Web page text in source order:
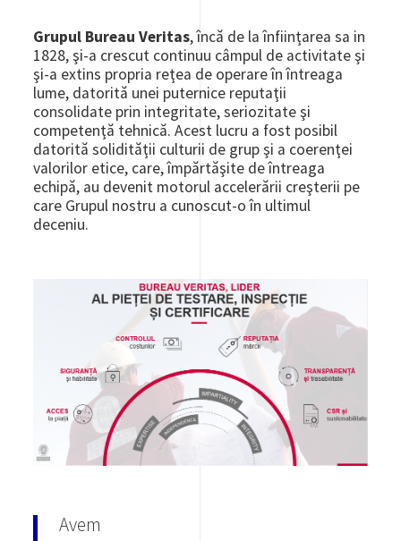
Grupul Bureau Veritas, încă de la înfiinţarea sa in
1828, şi-a crescut continuu câmpul de activitate şi
şi-a extins propria reţea de operare în întreaga
lume, datorită unei puternice reputaţii
consolidate prin integritate, seriozitate şi
competenţă tehnică. Acest lucru a fost posibil
datorită solidităţii culturii de grup şi a coerenţei
valorilor etice, care, împărtăşite de întreaga
echipă, au devenit motorul accelerării creşterii pe
care Grupul nostru a cunoscut-o în ultimul
deceniu.
Avem